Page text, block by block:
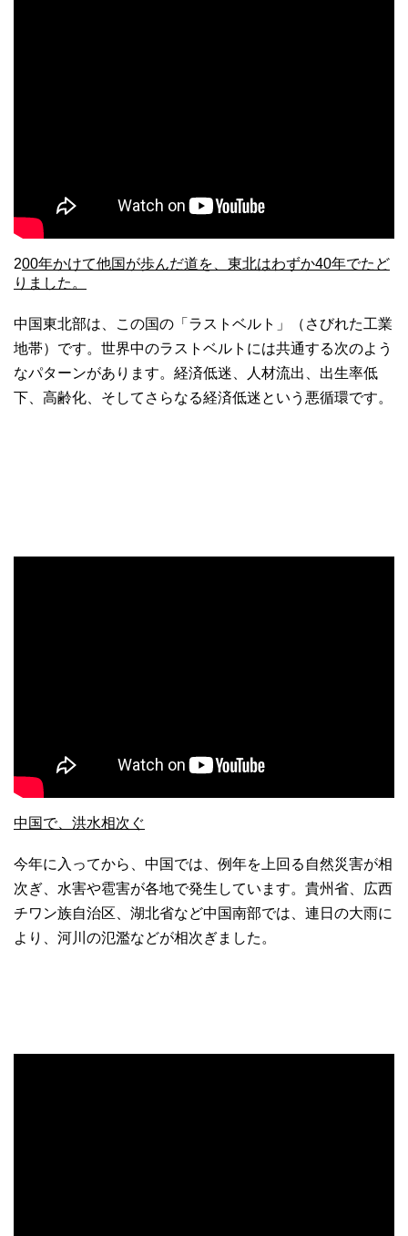
200年かけて他国が歩んだ道を、東北はわずか40年でたど
りました。
中国東北部は、この国の「ラストベルト」（さびれた工業
地帯）です。世界中のラストベルトには共通する次のよう
なパターンがあります。経済低迷、人材流出、出生率低
下、高齢化、そしてさらなる経済低迷という悪循環です。
中国で、洪水相次ぐ
今年に入ってから、中国では、例年を上回る自然災害が相
次ぎ、水害や雹害が各地で発生しています。貴州省、広西
チワン族自治区、湖北省など中国南部では、連日の大雨に
より、河川の氾濫などが相次ぎました。